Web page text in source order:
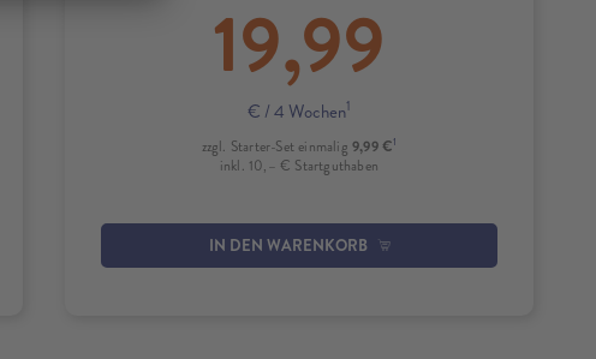
19,99
€ / 4 Wochen1
zzgl. Starter-Set einmalig 9,99 €1
inkl. 10,– € Startguthaben
IN DEN WARENKORB